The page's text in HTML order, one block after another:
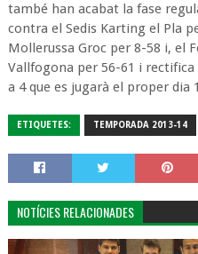
també han acabat la fase
contra el Sedis Karting el Pla
Mollerussa Groc per 8-58 i, el
Vallfogona per 56-61 i
a 4 que es jugarà el proper dia
ETIQUETES: TEMPORADA 2013-14
NOTÍCIES RELACIONADES